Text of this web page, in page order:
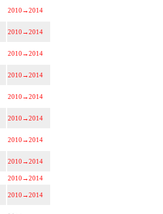
2010 →2014
2010 →2014
2010 →2014
2010 →2014
2010 →2014
2010 →2014
2010 →2014
2010 →2014
2010 →2014
2010 →2014